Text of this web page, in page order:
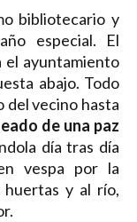
bibliotecario y
especial. El
el ayuntamiento
abajo. Todo
del vecino hasta
de una paz
día tras día
vespa por la
y al río,